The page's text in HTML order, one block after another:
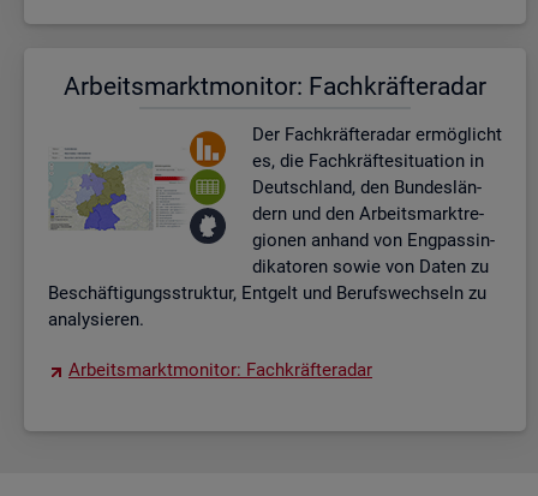
Ar­beits­markt­mo­ni­tor: Fach­kräf­te­ra­dar
Der Fach­kräf­te­ra­dar er­mög­licht
es, die Fach­kräf­te­si­tua­ti­on in
Deutsch­land, den Bun­des­län­
dern und den Ar­beits­markt­re­
gio­nen an­hand von Eng­pas­sin­
di­ka­to­ren sowie von Daten zu
Be­schäf­ti­gungs­struk­tur, Ent­gelt und Be­rufs­wech­seln zu
ana­ly­sie­ren.
Ar­beits­markt­mo­ni­tor: Fach­kräf­te­ra­dar